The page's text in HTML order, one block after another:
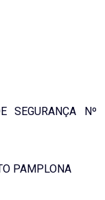
SEGURANÇA Nº
PAMPLONA